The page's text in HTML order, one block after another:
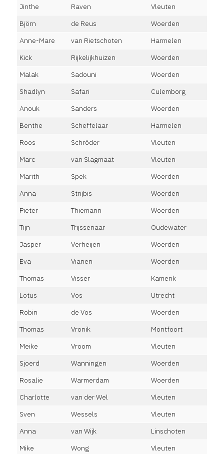
Jinthe
Raven
Vleuten
Björn
de Reus
Woerden
Anne-Mare
van Rietschoten
Harmelen
Kick
Rijkelijkhuizen
Woerden
Malak
Sadouni
Woerden
Shadlyn
Safari
Culemborg
Anouk
Sanders
Woerden
Benthe
Scheffelaar
Harmelen
Roos
Schröder
Vleuten
Marc
van Slagmaat
Vleuten
Marith
Spek
Woerden
Anna
Strijbis
Woerden
Pieter
Thiemann
Woerden
Tijn
Trijssenaar
Oudewater
Jasper
Verheijen
Woerden
Eva
Vianen
Woerden
Thomas
Visser
Kamerik
Lotus
Vos
Utrecht
Robin
de Vos
Woerden
Thomas
Vronik
Montfoort
Meike
Vroom
Vleuten
Sjoerd
Wanningen
Woerden
Rosalie
Warmerdam
Woerden
Charlotte
van der Wel
Vleuten
Sven
Wessels
Vleuten
Anna
van Wijk
Linschoten
Mike
Wong Vleuten